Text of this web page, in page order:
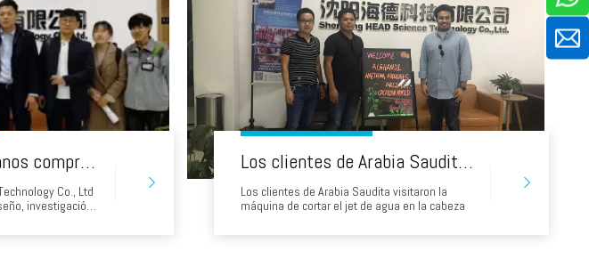
Los clientes coreanos compran la máquina de cortar el jet de agua de la cabeza
Co., Ltd
investigación y
Los clientes de Arabia Saudita visitaron la máquina de corte de chorro de agua 5axis 5axis
Los clientes de Arabia Saudita visitaron la
máquina de cortar el jet de agua en la cabeza